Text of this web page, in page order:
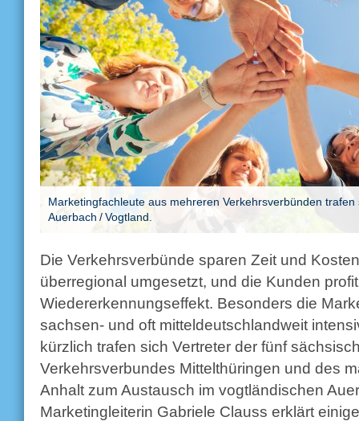
Marketingfachleute aus mehreren Verkehrsverbünden
Auerbach / Vogtland.
Die Verkehrsverbünde sparen Zeit und
überregional umgesetzt, und die Kunden
Wiedererkennungseffekt. Besonders die
sachsen- und oft mitteldeutschlandweit
kürzlich trafen sich Vertreter der fünf
Verkehrsverbundes Mittelthüringen und des
Anhalt zum Austausch im vogtländischen
Marketingleiterin Gabriele Clauss erklärt